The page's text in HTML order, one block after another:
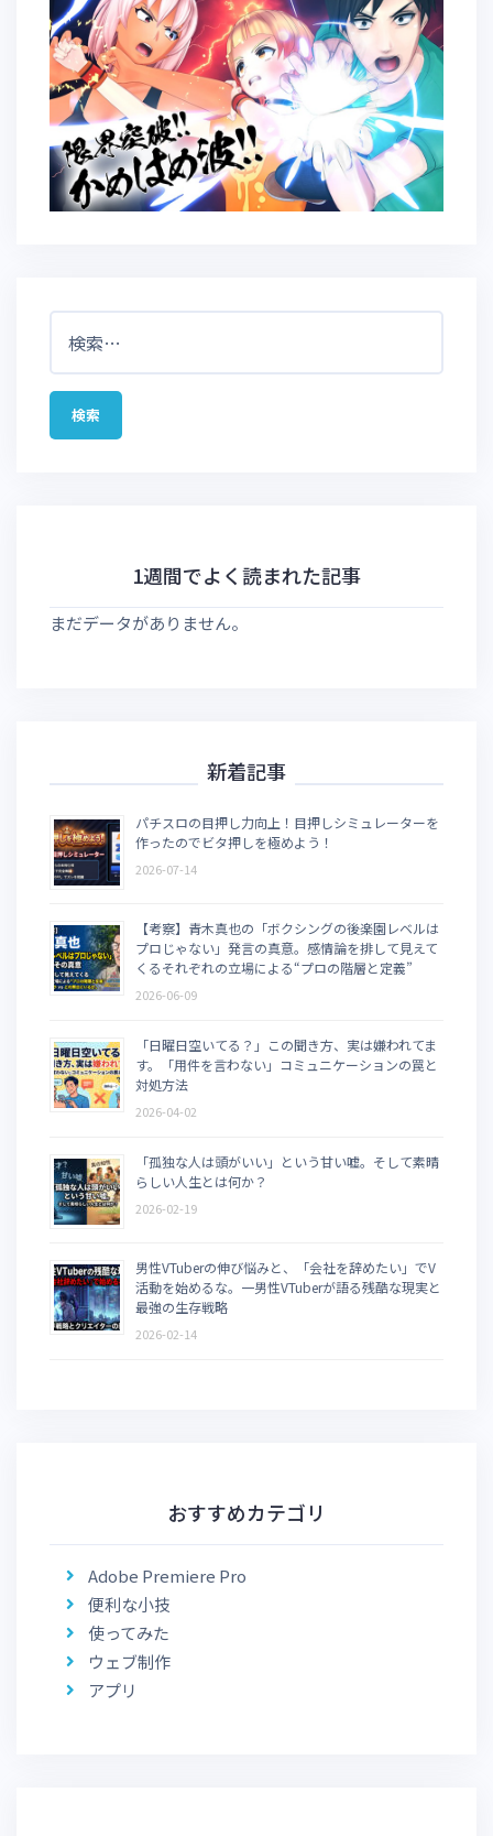
1週間でよく読まれた記事
まだデータがありません。
新着記事
パチスロの目押し力向上！目押しシミュレーターを
作ったのでビタ押しを極めよう！
2026-07-14
【考察】青木真也の「ボクシングの後楽園レベルは
プロじゃない」発言の真意。感情論を排して見えて
くるそれぞれの立場による“プロの階層と定義”
2026-06-09
「日曜日空いてる？」この聞き方、実は嫌われてま
す。「用件を言わない」コミュニケーションの罠と
対処方法
2026-04-02
「孤独な人は頭がいい」という甘い嘘。そして素晴
らしい人生とは何か？
2026-02-19
男性VTuberの伸び悩みと、「会社を辞めたい」でV
活動を始めるな。一男性VTuberが語る残酷な現実と
最強の生存戦略
2026-02-14
おすすめカテゴリ
Adobe Premiere Pro
便利な小技
使ってみた
ウェブ制作
アプリ